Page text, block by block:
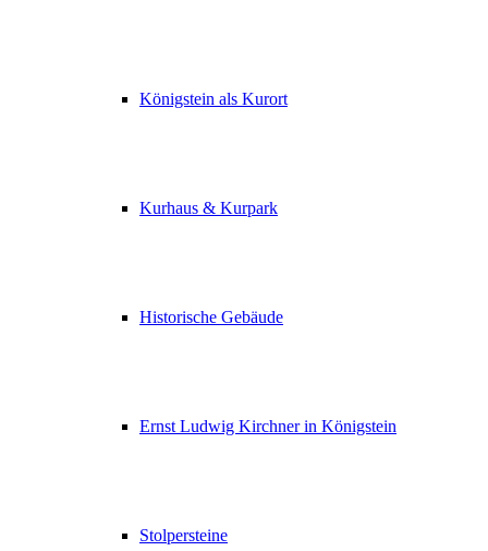
Königstein als Kurort
Kurhaus & Kurpark
Historische Gebäude
Ernst Ludwig Kirchner in Königstein
Stolpersteine